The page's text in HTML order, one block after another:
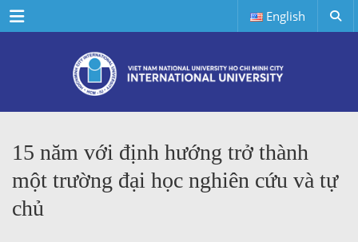
Menu English
15 năm với định hướng trở thành
một trường đại học nghiên cứu và tự
chủ